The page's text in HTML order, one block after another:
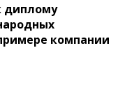
диплому
компании